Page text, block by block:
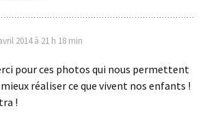
2014 à 21 h 18 min
pour ces photos qui nous permettent
réaliser ce que vivent nos enfants !
!